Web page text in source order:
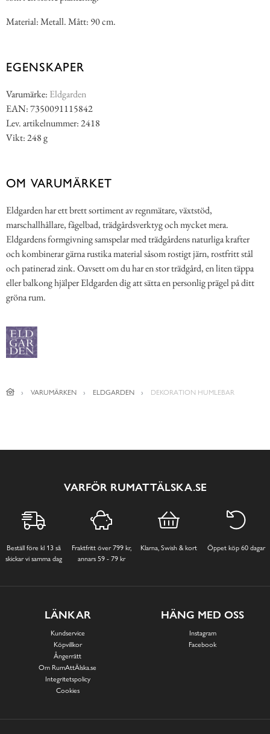
Material: Metall. Mått: 90 cm.
EGENSKAPER
Varumärke: Eldgarden
EAN: 7350091115842
Lev. artikelnummer: 2418
Vikt: 248 g
OM VARUMÄRKET
Eldgarden har ett brett sortiment av regnmätare, växtstöd,
marschallhållare, fågelbad, trädgårdsverktyg och mycket mera.
Eldgardens formgivning samspelar med trädgårdens naturliga krafter
och kombinerar gärna rustika material såsom rostigt järn, rostfritt stål
och patinerad zink. Oavsett om du har en stor trädgård, en liten täppa
eller balkong hjälper Eldgarden dig att sätta en personlig prägel på ditt
gröna rum.
VARUMÄRKEN ELDGARDEN DEKORATION HUMLEBAR
VARFÖR RUMATTÄLSKA.SE
Beställ före kl 13 så
skickar vi samma dag
Fraktfritt över 799 kr,
annars 59 - 79 kr
Klarna, Swish & kort Öppet köp 60 dagar
LÄNKAR
Kundservice
Köpvillkor
Ångerrätt
Om RumAttÄlska.se
Integritetspolicy
Cookies
HÄNG MED OSS
Instagram
Facebook